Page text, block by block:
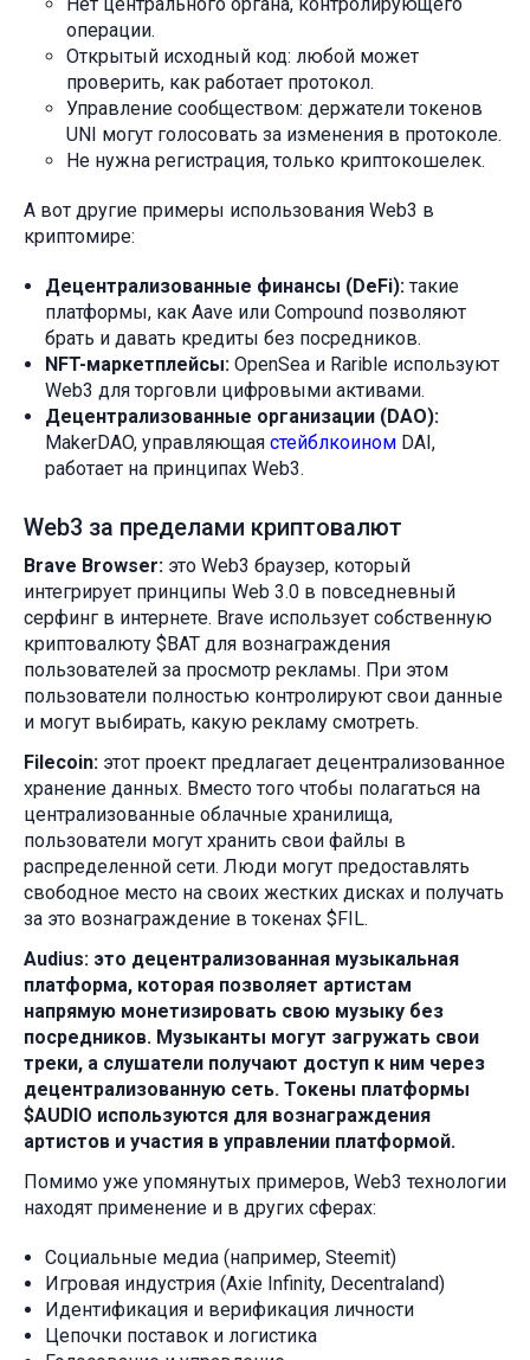
Нет центрального органа, контролирующего
операции.
Открытый исходный код: любой может
проверить, как работает протокол.
Управление сообществом: держатели токенов
UNI могут голосовать за изменения в протоколе.
Не нужна регистрация, только криптокошелек.
А вот другие примеры использования Web3 в
криптомире:
Децентрализованные финансы (DeFi): такие
платформы, как Aave или Compound позволяют
брать и давать кредиты без посредников.
NFT-маркетплейсы: OpenSea и Rarible используют
Web3 для торговли цифровыми активами.
Децентрализованные организации (DAO):
MakerDAO, управляющая стейблкоином DAI,
работает на принципах Web3.
Web3 за пределами криптовалют
Brave Browser: это Web3 браузер, который
интегрирует принципы Web 3.0 в повседневный
серфинг в интернете. Brave использует собственную
криптовалюту $BAT для вознаграждения
пользователей за просмотр рекламы. При этом
пользователи полностью контролируют свои данные
и могут выбирать, какую рекламу смотреть.
Filecoin: этот проект предлагает децентрализованное
хранение данных. Вместо того чтобы полагаться на
централизованные облачные хранилища,
пользователи могут хранить свои файлы в
распределенной сети. Люди могут предоставлять
свободное место на своих жестких дисках и получать
за это вознаграждение в токенах $FIL.
Audius: это децентрализованная музыкальная
платформа, которая позволяет артистам
напрямую монетизировать свою музыку без
посредников. Музыканты могут загружать свои
треки, а слушатели получают доступ к ним через
децентрализованную сеть. Токены платформы
$AUDIO используются для вознаграждения
артистов и участия в управлении платформой.
Помимо уже упомянутых примеров, Web3 технологии
находят применение и в других сферах:
Социальные медиа (например, Steemit)
Игровая индустрия (Axie Infinity, Decentraland)
Идентификация и верификация личности
Цепочки поставок и логистика